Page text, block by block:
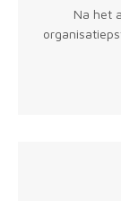
Na het